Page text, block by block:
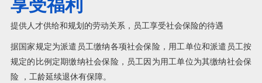
享受福利
提供人才供给和规划的劳动关系，员工享受社会保险的待遇
据国家规定为派遣员工缴纳各项社会保险，用工单位和派遣员工按
规定的比例定期缴纳社会保险，员工因为用工单位为其缴纳社会保
险 ，工龄延续退休有保障。